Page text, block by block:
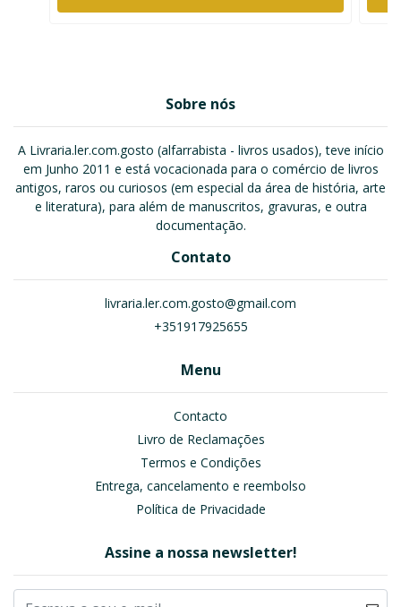
Sobre nós
A Livraria.ler.com.gosto (alfarrabista - livros usados), teve início
em Junho 2011 e está vocacionada para o comércio de livros
antigos, raros ou curiosos (em especial da área de história, arte
e literatura), para além de manuscritos, gravuras, e outra
documentação.
Contato
livraria.ler.com.gosto@gmail.com
+351917925655
Menu
Contacto
Livro de Reclamações
Termos e Condições
Entrega, cancelamento e reembolso
Política de Privacidade
Assine a nossa newsletter!